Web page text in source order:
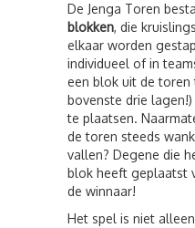
De Jenga Toren
blokken, die
elkaar worden
individueel of in
een blok uit de toren
bovenste drie
te plaatsen.
de toren steeds
vallen? Degene die
blok heeft geplaatst
de winnaar!
Het spel is niet alleen